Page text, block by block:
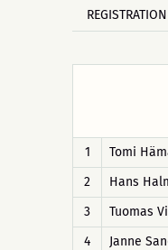
REGISTRATION
1 Tomi
2
Hans
3
Tuomas
4
Janne